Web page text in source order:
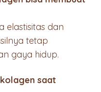
elastisitas dan
tetap
gaya hidup.
saat